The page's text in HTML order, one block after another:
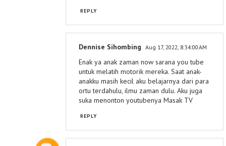
REPLY
Dennise Sihombing Aug 17, 2022, 8:34:00 AM
Enak ya anak zaman now sarana you tube
untuk melatih motorik mereka. Saat anak-
anakku masih kecil aku belajarnya dari para
ortu terdahulu, ilmu zaman dulu. Aku juga
suka menonton youtubenya Masak TV
REPLY